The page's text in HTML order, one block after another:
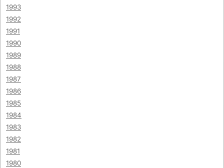
1993
1992
1991
1990
1989
1988
1987
1986
1985
1984
1983
1982
1981
1980